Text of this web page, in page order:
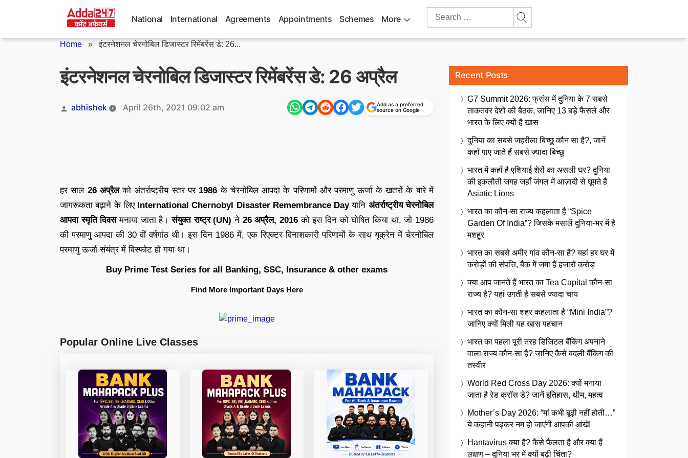
National International Agreements Appointments Schemes More
Search
Home »इंटरनेशनल चेरनोबिल डिजास्टर रिमेंबरेंस डे: 26...
इंटरनेशनल चेरनोबिल डिजास्टर रिमेंबरेंस डे: 26 अप्रैल
Posted
abhishek April 26th, 2021 09:02 am
Add as a preferred
source on Google
हर साल 26 अप्रैलको अंतर्राष्ट्रीय स्तर पर 1986 के चेरनोबिल आपदा के परिणामों और परमाणु ऊर्जा के खतरों के बारे में
जागरूकता बढ़ाने के लिए International Chernobyl Disaster Remembrance Dayयानि अंतर्राष्ट्रीय चेरनोबिल
आपदा स्मृति दिवसमनाया जाता है।संयुक्त राष्ट्र (UN) ने 26 अप्रैल, 2016 को इस दिन को घोषित किया था, जो 1986
की परमाणु आपदा की 30 वीं वर्षगांठ थी। इस दिन 1986 में, एक रिएक्टर विनाशकारी परिणामों के साथ यूक्रेन में चेरनोबिल
परमाणु ऊर्जा संयंत्र में विस्फोट हो गया था।
Buy Prime Test Series for all Banking, SSC, Insurance & other exams
Find More Important Days Here
Popular Online Live Classes
Recent Posts
G7 Summit 2026: फ्रांस में दुनिया के 7 सबसे
ताकतवर देशों की बैठक, जानिए 13 बड़े फैसले और
भारत के लिए क्यों है खास
दुनिया का सबसे जहरीला बिच्छू कौन सा है?, जानें
कहाँ पाए जाते हैं सबसे ज्यादा बिच्छू
भारत में कहाँ है एशियाई शेरों का असली घर? दुनिया
की इकलौती जगह जहाँ जंगल में आज़ादी से घूमते हैं
Asiatic Lions
भारत का कौन-सा राज्य कहलाता है “Spice
Garden Of India”? जिसके मसालें दुनिया-भर में है
मशहूर
भारत का सबसे अमीर गांव कौन-सा है? यहां हर घर में
करोड़ों की संपत्ति, बैंक में जमा हैं हजारों करोड़
क्या आप जानते हैं भारत का Tea Capital कौन-सा
राज्य है? यहां उगती है सबसे ज्यादा चाय
भारत का कौन-सा शहर कहलाता है “Mini India”?
जानिए क्यों मिली यह खास पहचान
भारत का पहला पूरी तरह डिजिटल बैंकिंग अपनाने
वाला राज्य कौन-सा है? जानिए कैसे बदली बैंकिंग की
तस्वीर
World Red Cross Day 2026: क्यों मनाया
जाता है रेड क्रॉस डे? जानें इतिहास, थीम, महत्व
Mother’s Day 2026: “मां कभी बूढ़ी नहीं होती…”
ये कहानी पढ़कर नम हो जाएंगी आपकी आंखें!
Hantavirus क्या है? कैसे फैलता है और क्या हैं
लक्षण – दुनिया भर में क्यों बढ़ी चिंता?